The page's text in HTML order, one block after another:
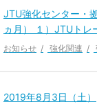
JTU強化センター・
ヵ月） １）JTUト
お知らせ 強化関連
2019年8月3日（土）